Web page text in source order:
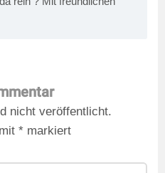
nicht veröffentlicht.
* markiert